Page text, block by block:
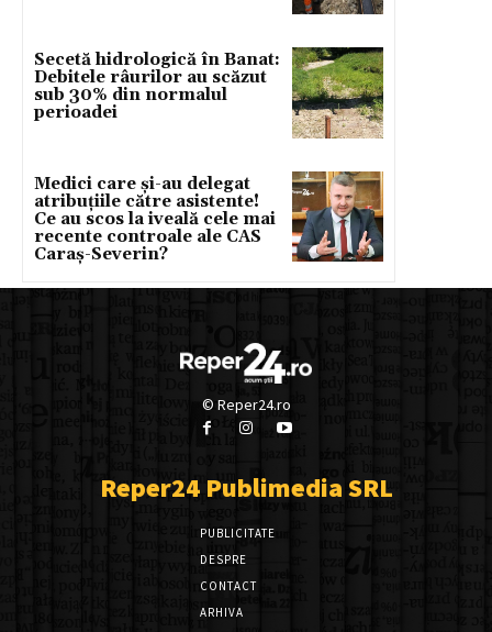
Secetă hidrologică în Banat:
Debitele râurilor au scăzut
sub 30% din normalul
perioadei
Medici care și-au delegat
atribuțiile către asistente!
Ce au scos la iveală cele mai
recente controale ale CAS
Caraș-Severin?
© Reper24.ro
Reper24 Publimedia SRL
PUBLICITATE
DESPRE
CONTACT
ARHIVA